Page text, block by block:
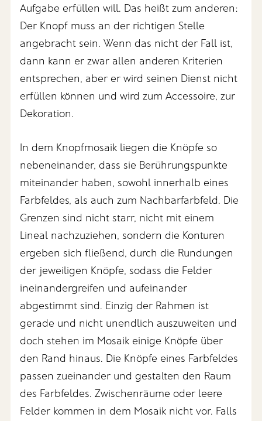
Aufgabe erfüllen will. Das heißt zum anderen:
Der Knopf muss an der richtigen Stelle
angebracht sein. Wenn das nicht der Fall ist,
dann kann er zwar allen anderen Kriterien
entsprechen, aber er wird seinen Dienst nicht
erfüllen können und wird zum Accessoire, zur
Dekoration.
In dem Knopfmosaik liegen die Knöpfe so
nebeneinander, dass sie Berührungspunkte
miteinander haben, sowohl innerhalb eines
Farbfeldes, als auch zum Nachbarfarbfeld. Die
Grenzen sind nicht starr, nicht mit einem
Lineal nachzuziehen, sondern die Konturen
ergeben sich fließend, durch die Rundungen
der jeweiligen Knöpfe, sodass die Felder
ineinandergreifen und aufeinander
abgestimmt sind. Einzig der Rahmen ist
gerade und nicht unendlich auszuweiten und
doch stehen im Mosaik einige Knöpfe über
den Rand hinaus. Die Knöpfe eines Farbfeldes
passen zueinander und gestalten den Raum
des Farbfeldes. Zwischenräume oder leere
Felder kommen in dem Mosaik nicht vor. Falls